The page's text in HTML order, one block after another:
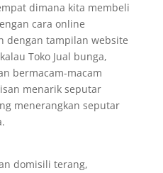
dimana kita membeli
cara online
dengan tampilan website
Toko Jual bunga,
bermacam-macam
menarik seputar
menerangkan seputar
domisili terang,